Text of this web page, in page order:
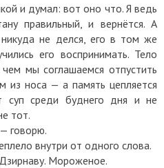
и думал: вот оно что. Я ведь
правильный, и вернётся. А
не делся, его в том же
его воспринимать. Тело
мы соглашаемся отпустить
из носа — а память цепляется
суп среди буднего дня и не
тот.
говорю.
внутри от одного слова.
Мороженое.